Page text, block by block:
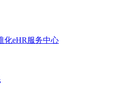
化eHR服务中心